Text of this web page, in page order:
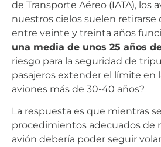
de Transporte Aéreo (IATA), los
nuestros cielos suelen retirarse
entre veinte y treinta años
una media de unos 25 años
riesgo para la seguridad de
pasajeros extender el límite en
aviones más de 30-40 años?
La respuesta es que mientras
procedimientos adecuados de
avión debería poder seguir